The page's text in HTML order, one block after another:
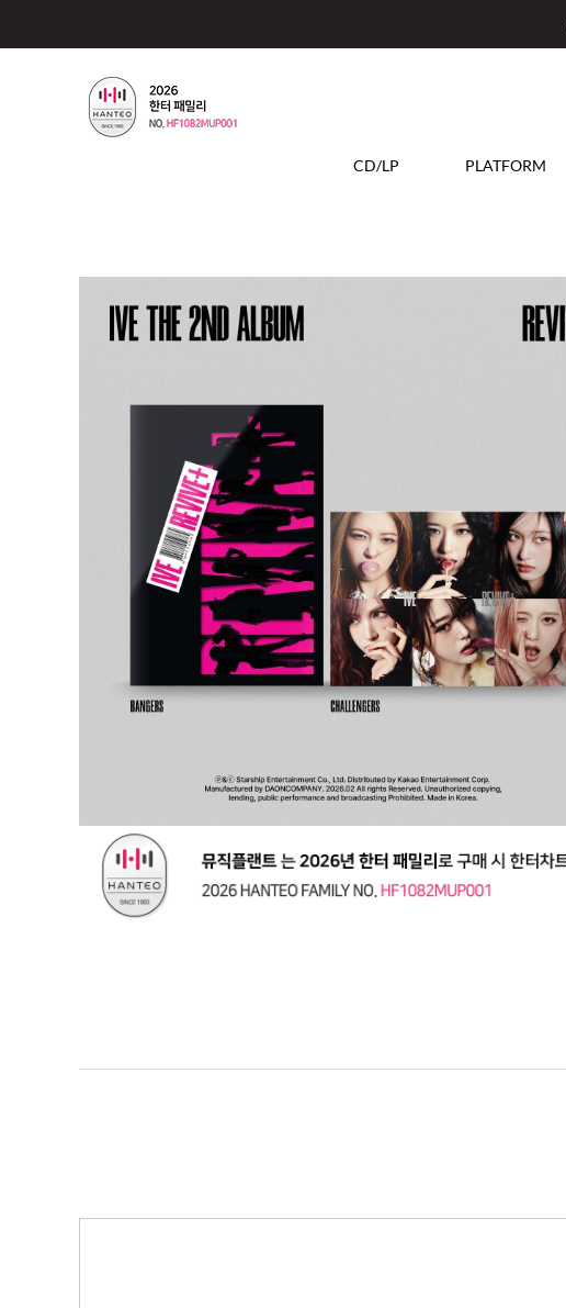
CD/LP PLATFORM